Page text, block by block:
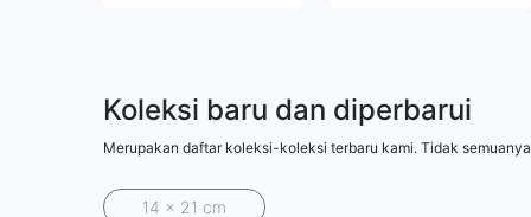
Koleksi baru dan diperbarui
Merupakan daftar koleksi-koleksi terbaru kami. Tidak
14 x 21 cm